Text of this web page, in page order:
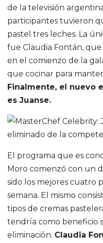
de la televisión
participantes tuvieron
pastel tres leches. La
fue Claudia Fontán,
en el comienzo de la
que cocinar para
Finalmente, el nuevo
es Juanse.
El programa que es
Moro comenzó con un
sido los mejores cuatro
semana. El mismo
tipos de cremas
tendría como beneficio
eliminación. Claudia